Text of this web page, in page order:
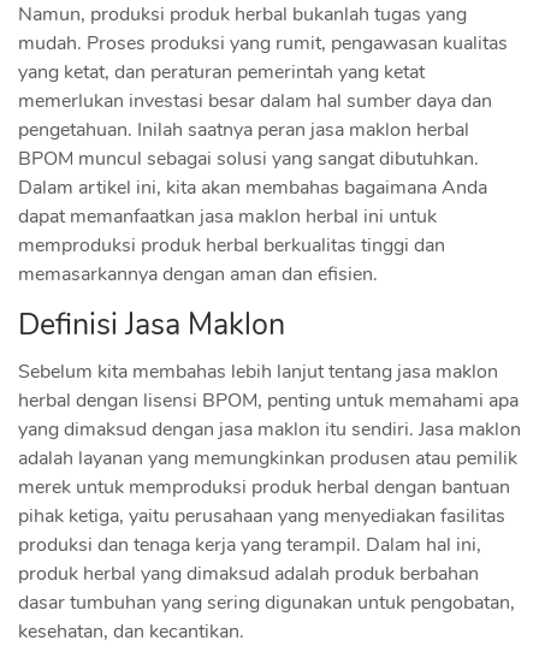
Namun, produksi produk herbal bukanlah tugas yang
mudah. Proses produksi yang rumit, pengawasan kualitas
yang ketat, dan peraturan pemerintah yang ketat
memerlukan investasi besar dalam hal sumber daya dan
pengetahuan. Inilah saatnya peran jasa maklon herbal
BPOM muncul sebagai solusi yang sangat dibutuhkan.
Dalam artikel ini, kita akan membahas bagaimana Anda
dapat memanfaatkan jasa maklon herbal ini untuk
memproduksi produk herbal berkualitas tinggi dan
memasarkannya dengan aman dan efisien.
Definisi Jasa Maklon
Sebelum kita membahas lebih lanjut tentang jasa maklon
herbal dengan lisensi BPOM, penting untuk memahami apa
yang dimaksud dengan jasa maklon itu sendiri. Jasa maklon
adalah layanan yang memungkinkan produsen atau pemilik
merek untuk memproduksi produk herbal dengan bantuan
pihak ketiga, yaitu perusahaan yang menyediakan fasilitas
produksi dan tenaga kerja yang terampil. Dalam hal ini,
produk herbal yang dimaksud adalah produk berbahan
dasar tumbuhan yang sering digunakan untuk pengobatan,
kesehatan, dan kecantikan.